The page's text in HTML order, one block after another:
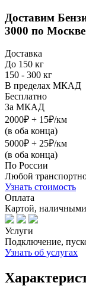
Доставим
3000 по Москве
Доставка
До 150 кг
150 - 300 кг
В пределах МКАД
Бесплатно
За МКАД
2000₽ + 15₽/км
(в оба конца)
5000₽ + 25₽/км
(в оба конца)
По России
Любой
Узнать стоимость
Оплата
Картой,
Услуги
Подключение,
Узнать об услугах